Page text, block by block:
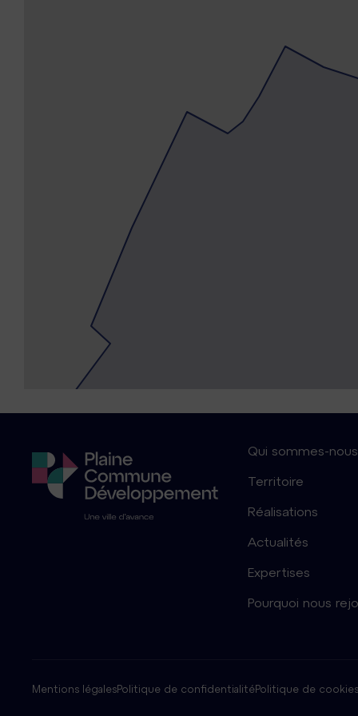
Qui sommes-
Territoire
Réalisations
Actualités
Expertises
Pourquoi nous
Mentions légalesPolitique de confidentialitéPolitique de cookies